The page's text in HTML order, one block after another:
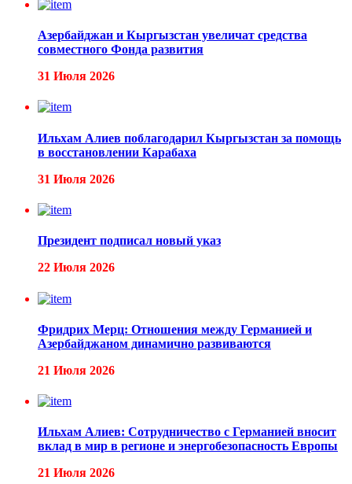
Азербайджан и Кыргызстан увеличат средства
совместного Фонда развития
31 Июля 2026
Ильхам Алиев поблагодарил Кыргызстан за помощь
в восстановлении Карабаха
31 Июля 2026
Президент подписал новый указ
22 Июля 2026
Фридрих Мерц: Отношения между Германией и
Азербайджаном динамично развиваются
21 Июля 2026
Ильхам Алиев: Сотрудничество с Германией вносит
вклад в мир в регионе и энергобезопасность Европы
21 Июля 2026